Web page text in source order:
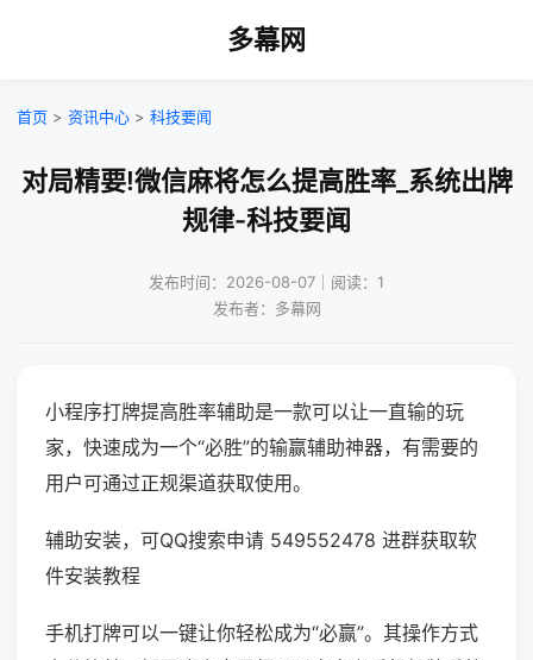
多幕网
首页 > 资讯中心 > 科技要闻
对局精要!微信麻将怎么提高胜率_系统出牌
规律-科技要闻
发布时间：2026-08-07｜阅读：1
发布者：多幕网
小程序打牌提高胜率辅助是一款可以让一直输的玩
家，快速成为一个“必胜”的输赢辅助神器，有需要的
用户可通过正规渠道获取使用。
辅助安装，可QQ搜索申请 549552478 进群获取软
件安装教程
手机打牌可以一键让你轻松成为“必赢”。其操作方式